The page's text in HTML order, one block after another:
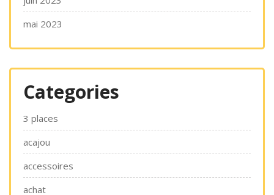
mai 2023
Categories
3 places
acajou
accessoires
achat